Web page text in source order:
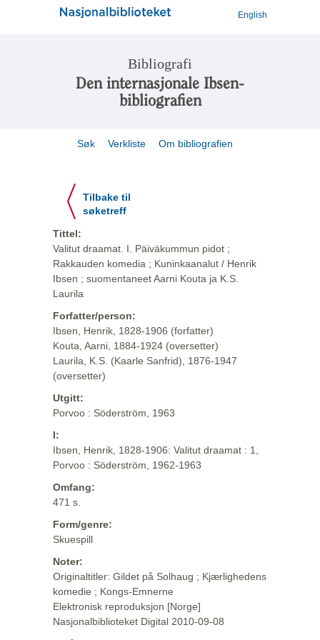
English
Bibliografi
Den internasjonale Ibsen-
bibliografien
Søk Verkliste Om bibliografien
Tilbake til
søketreff
Tittel:
Valitut draamat. I. Päiväkummun pidot ;
Rakkauden komedia ; Kuninkaanalut / Henrik
Ibsen ; suomentaneet Aarni Kouta ja K.S.
Laurila
Forfatter/person:
Ibsen, Henrik, 1828-1906 (forfatter)
Kouta, Aarni, 1884-1924 (oversetter)
Laurila, K.S. (Kaarle Sanfrid), 1876-1947
(oversetter)
Utgitt:
Porvoo : Söderström, 1963
I:
Ibsen, Henrik, 1828-1906: Valitut draamat : 1,
Porvoo : Söderström, 1962-1963
Omfang:
471 s.
Form/genre:
Skuespill
Noter:
Originaltitler: Gildet på Solhaug ; Kjærlighedens
komedie ; Kongs-Emnerne
Elektronisk reproduksjon [Norge]
Nasjonalbiblioteket Digital 2010-09-08